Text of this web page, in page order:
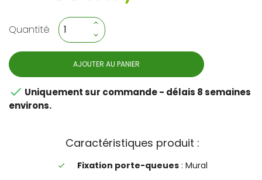
Quantité
AJOUTER AU PANIER
 Uniquement sur commande - délais 8 semaines
environs.
Caractéristiques produit :
done Fixation porte-queues : Mural